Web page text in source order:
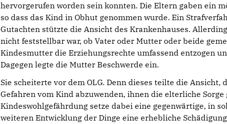
hervorgerufen worden sein konnten. Die Eltern gaben ein
so dass das Kind in Obhut genommen wurde. Ein
Gutachten stützte die Ansicht des Krankenhauses.
nicht feststellbar war, ob Vater oder Mutter oder beide
Kindesmutter die Erziehungsrechte umfassend entzogen
Dagegen legte die Mutter Beschwerde ein.
Sie scheiterte vor dem OLG. Denn dieses teilte die
Gefahren vom Kind abzuwenden, ihnen die elterliche
Kindeswohlgefährdung setze dabei eine gegenwärtige, in
weiteren Entwicklung der Dinge eine erhebliche